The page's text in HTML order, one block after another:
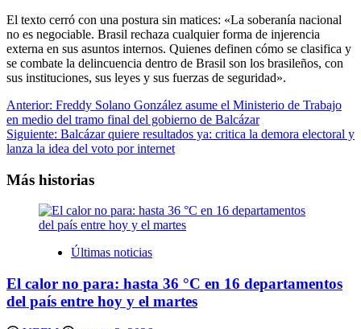
El texto cerró con una postura sin matices: «La soberanía nacional
no es negociable. Brasil rechaza cualquier forma de injerencia
externa en sus asuntos internos. Quienes definen cómo se clasifica y
se combate la delincuencia dentro de Brasil son los brasileños, con
sus instituciones, sus leyes y sus fuerzas de seguridad».
Navegación
de
entradas
Anterior: Freddy Solano González asume el Ministerio de Trabajo
en medio del tramo final del gobierno de Balcázar
Siguiente: Balcázar quiere resultados ya: critica la demora electoral y
lanza la idea del voto por internet
Más historias
Últimas noticias
El calor no para: hasta 36 °C en 16 departamentos
del país entre hoy y el martes